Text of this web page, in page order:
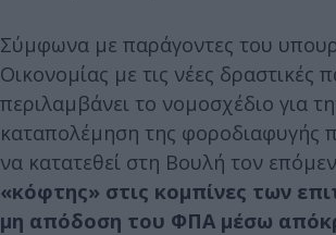
Σύμφωνα με παράγοντες του
Οικονομίας με τις νέες δραστικές
περιλαμβάνει το νομοσχέδιο για
καταπολέμηση της φοροδιαφυγής
να κατατεθεί στη Βουλή τον
«κόφτης» στις κομπίνες των
μη απόδοση του ΦΠΑ μέσω